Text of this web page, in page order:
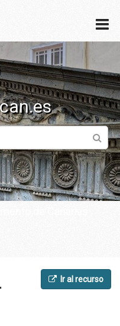
Ir al recurso